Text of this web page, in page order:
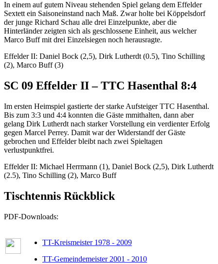
In einem auf gutem Niveau stehenden Spiel gelang dem Effelder
Sextett ein Saisoneinstand nach Maß. Zwar holte bei Köppelsdorf
der junge Richard Schau alle drei Einzelpunkte, aber die
Hinterländer zeigten sich als geschlossene Einheit, aus welcher
Marco Buff mit drei Einzelsiegen noch herausragte.
Effelder II: Daniel Bock (2,5), Dirk Lutherdt (0.5), Tino Schilling
(2), Marco Buff (3)
SC 09 Effelder II – TTC Hasenthal 8:4
Im ersten Heimspiel gastierte der starke Aufsteiger TTC Hasenthal.
Bis zum 3:3 und 4:4 konnten die Gäste mmithalten, dann aber
gelang Dirk Lutherdt nach starker Vorstellung ein verdienter Erfolg
gegen Marcel Perrey. Damit war der Widerstandf der Gäste
gebrochen und Effelder bleibt nach zwei Spieltagen
verlustpunktfrei.
Effelder II: Michael Herrmann (1), Daniel Bock (2,5), Dirk Lutherdt
(2.5), Tino Schilling (2), Marco Buff
Tischtennis Rückblick
PDF-Downloads:
TT-Kreismeister 1978 - 2009
TT-Gemeindemeister 2001 - 2010